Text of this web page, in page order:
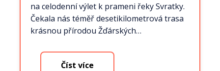
na celodenní výlet k prameni řeky Svratky.
Čekala nás téměř desetikilometrová trasa
krásnou přírodou Žďárských…
Číst více